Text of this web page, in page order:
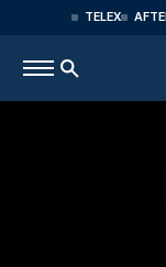
TELEX